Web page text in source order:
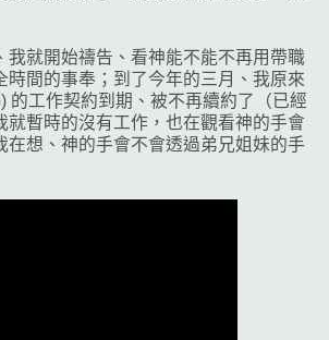
我就開始禱告、看神能不能不再用帶職
時間的事奉；到了今年的三月、我原來
的工作契約到期、被不再續約了（已經
就暫時的沒有工作，也在觀看神的手會
在想、神的手會不會透過弟兄姐妹的手